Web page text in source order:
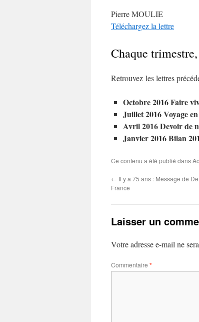
Pierre MOULIE
Téléchargez la lettre
Chaque
Retrouvez les lettres
Octobre 2016 Faire
Juillet 2016 Voyage
Avril 2016 Devoir de
Janvier 2016 Bilan
Ce contenu a été publié dans
← Il y a 75 ans : Message de
France
Laisser un
Votre adresse e-mail ne
Commentaire *